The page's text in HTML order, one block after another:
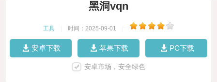
黑洞vqn
工具 时间：2025-09-01
安卓下载 苹果下载 PC下载
安卓市场，安全绿色